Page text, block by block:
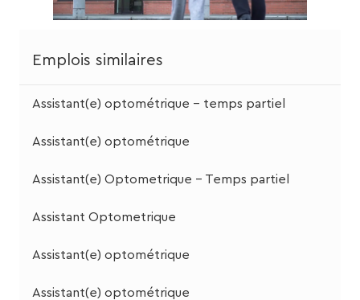
Emplois similaires
Assistant(e) optométrique - temps partiel
Assistant(e) optométrique
Assistant(e) Optometrique - Temps partiel
Assistant Optometrique
Assistant(e) optométrique
Assistant(e) optométrique